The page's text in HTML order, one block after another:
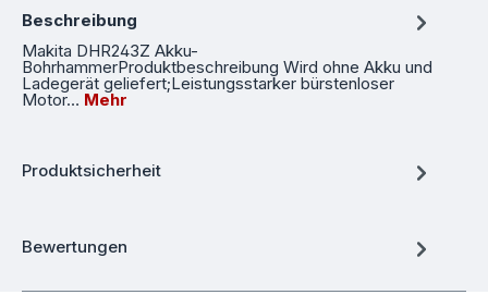
Beschreibung
Makita DHR243Z Akku-
BohrhammerProduktbeschreibung Wird ohne Akku und
Ladegerät geliefert;Leistungsstarker bürstenloser
Motor… Mehr
Produktsicherheit
Bewertungen